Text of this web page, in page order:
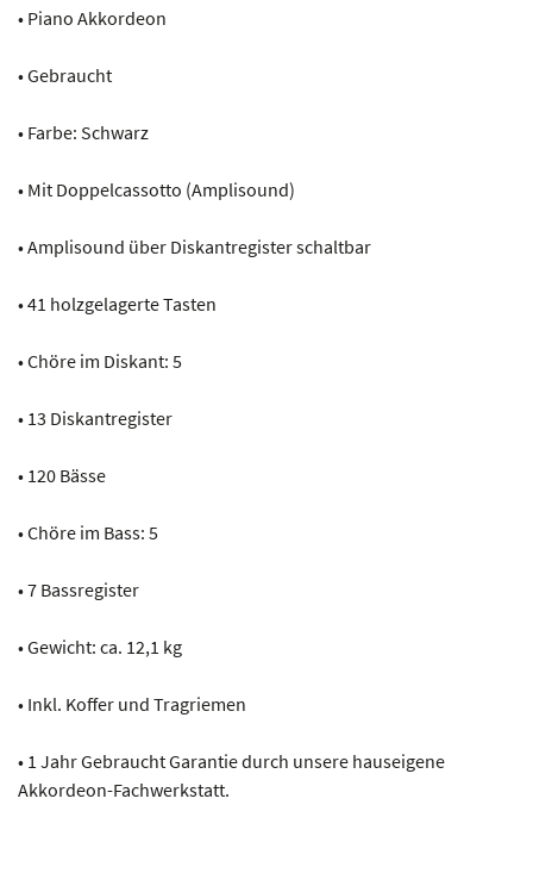
• Piano Akkordeon
• Gebraucht
• Farbe: Schwarz
• Mit Doppelcassotto (Amplisound)
• Amplisound über Diskantregister schaltbar
• 41 holzgelagerte Tasten
• Chöre im Diskant: 5
• 13 Diskantregister
• 120 Bässe
• Chöre im Bass: 5
• 7 Bassregister
• Gewicht: ca. 12,1 kg
• Inkl. Koffer und Tragriemen
• 1 Jahr Gebraucht Garantie durch unsere hauseigene
Akkordeon-Fachwerkstatt.